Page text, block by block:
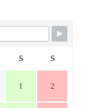
S S
1 2